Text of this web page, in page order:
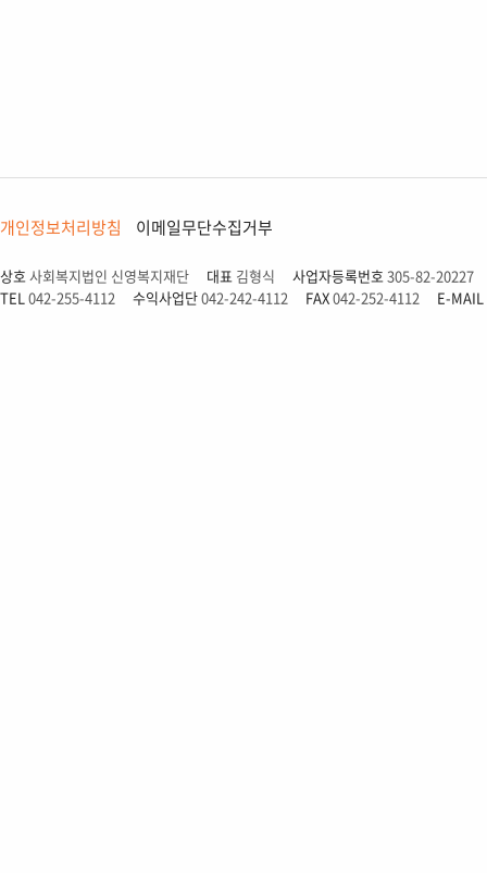
개인정보처리방침 이메일무단수집거부
상호 사회복지법인 신영복지재단 대표 김형식 사업자등록번호 305-82-20227
TEL 042-255-4112 수익사업단042-242-4112 FAX042-252-4112 E-MAIL